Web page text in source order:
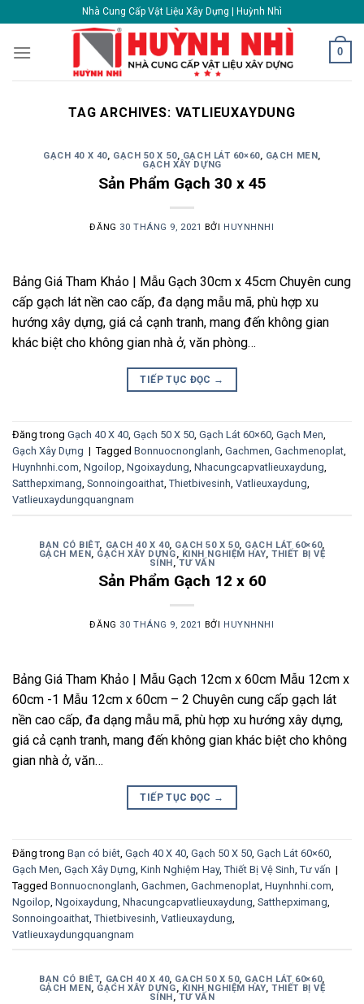
content
Nhà Cung Cấp Vật Liệu Xây Dựng | Huỳnh Nhì
0
TAG ARCHIVES: VATLIEUXAYDUNG
GẠCH 40 X 40, GẠCH 50 X 50, GẠCH LÁT 60×60, GẠCH MEN,
GẠCH XÂY DỰNG
Sản Phẩm Gạch 30 x 45
ĐĂNG 30 THÁNG 9, 2021 BỞI HUYNHNHI
Bảng Giá Tham Khảo | Mẫu Gạch 30cm x 45cm Chuyên cung
cấp gạch lát nền cao cấp, đa dạng mẫu mã, phù hợp xu
hướng xây dựng, giá cả cạnh tranh, mang đến không gian
khác biệt cho không gian nhà ở, văn phòng…
TIẾP TỤC ĐỌC →
Đăng trong Gạch 40 X 40 Gạch 50 X 50 Gạch Lát 60×60 Gạch Men
Gạch Xây Dựng | Tagged Bonnuocnonglanh Gachmen Gachmenoplat
Huynhnhi.com Ngoilop Ngoixaydung Nhacungcapvatlieuxaydung
Satthepximang Sonnoingoaithat Thietbivesinh Vatlieuxaydung
Vatlieuxaydungquangnam
BẠN CÓ BIÊT, GẠCH 40 X 40, GẠCH 50 X 50, GẠCH LÁT 60×60,
GẠCH MEN, GẠCH XÂY DỰNG, KINH NGHIỆM HAY,THIẾT BỊ VỆ
SINH, TƯ VẤN
Sản Phẩm Gạch 12 x 60
ĐĂNG 30 THÁNG 9, 2021 BỞI HUYNHNHI
Bảng Giá Tham Khảo | Mẫu Gạch 12cm x 60cm Mẫu 12cm x
60cm -1 Mẫu 12cm x 60cm – 2 Chuyên cung cấp gạch lát
nền cao cấp, đa dạng mẫu mã, phù hợp xu hướng xây dựng,
giá cả cạnh tranh, mang đến không gian khác biệt cho không
gian nhà ở, văn…
TIẾP TỤC ĐỌC →
Đăng trong Bạn có biêt Gạch 40 X 40 Gạch 50 X 50 Gạch Lát 60×60
Gạch Men Gạch Xây Dựng Kinh Nghiệm Hay, Thiết Bị Vệ Sinh Tư vấn |
Tagged Bonnuocnonglanh Gachmen Gachmenoplat Huynhnhi.com
Ngoilop Ngoixaydung Nhacungcapvatlieuxaydung Satthepximang
Sonnoingoaithat Thietbivesinh Vatlieuxaydung
Vatlieuxaydungquangnam
BẠN CÓ BIÊT, GẠCH 40 X 40, GẠCH 50 X 50, GẠCH LÁT 60×60,
GẠCH MEN , GẠCH XÂY DỰNG, KINH NGHIỆM HAY,THIẾT BỊ VỆ
SINH , TƯ VẤN